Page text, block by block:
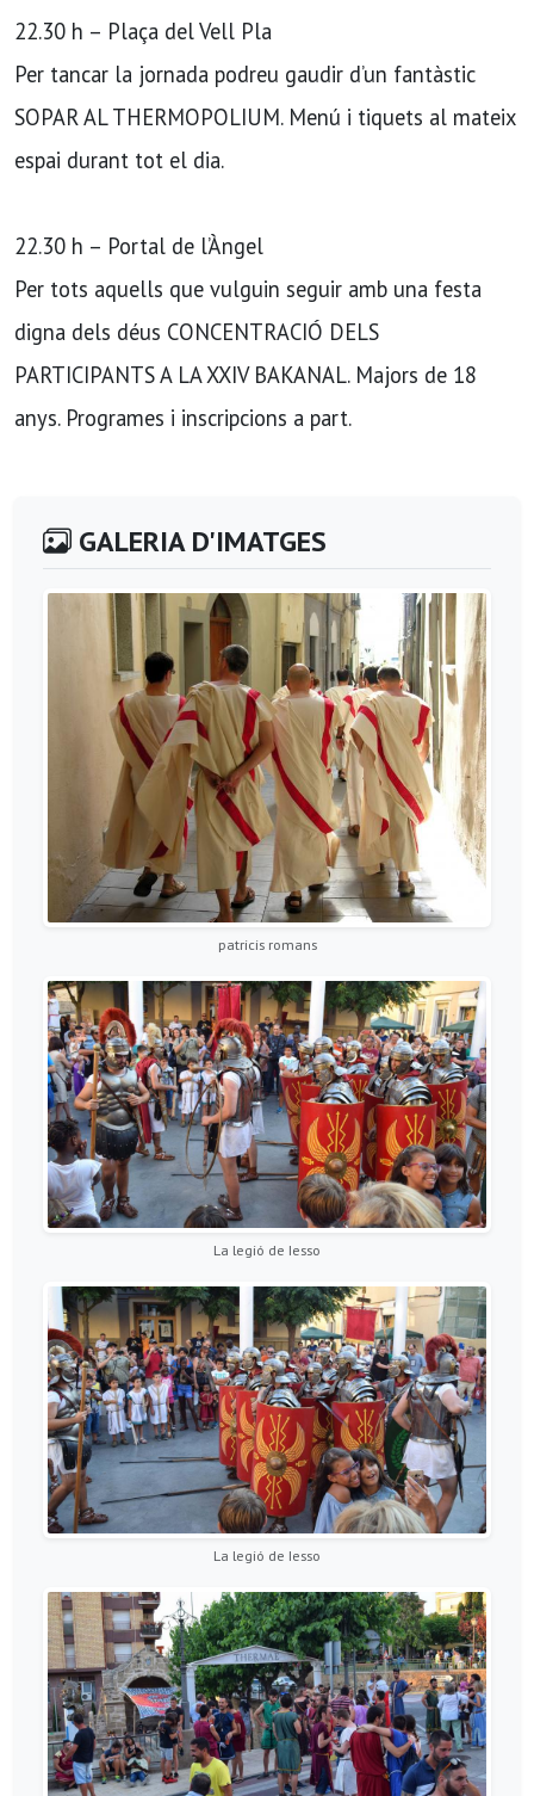
22.30 h – Plaça del Vell Pla
Per tancar la jornada podreu gaudir d’un fantàstic
SOPAR AL THERMOPOLIUM. Menú i tiquets al mateix
espai durant tot el dia.
22.30 h – Portal de l’Àngel
Per tots aquells que vulguin seguir amb una festa
digna dels déus CONCENTRACIÓ DELS
PARTICIPANTS A LA XXIV BAKANAL. Majors de 18
anys. Programes i inscripcions a part.
GALERIA D'IMATGES
patricis romans
La legió de Iesso
La legió de Iesso